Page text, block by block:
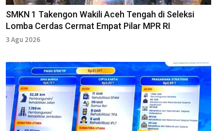
SMKN 1 Takengon Wakili Aceh Tengah di Seleksi
Lomba Cerdas Cermat Empat Pilar MPR RI
3 Agu 2026